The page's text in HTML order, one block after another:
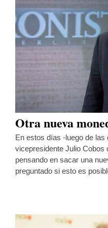
Otra nueva
En estos días -luego de las
vicepresidente Julio Cobos
pensando en sacar una
preguntado si esto es